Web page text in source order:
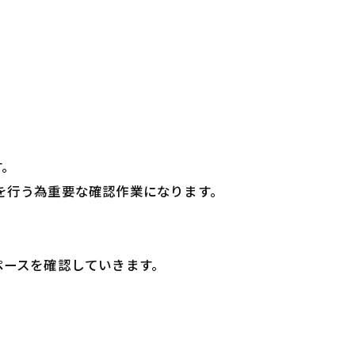
う為重要な確認作業になります。
スを確認していきます。